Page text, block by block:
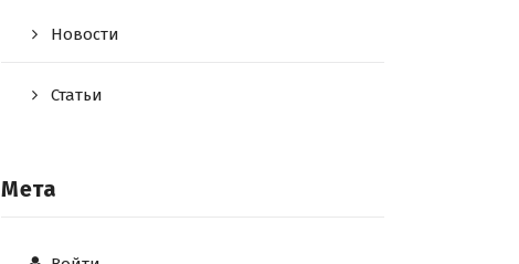
Новости
Статьи
Мета